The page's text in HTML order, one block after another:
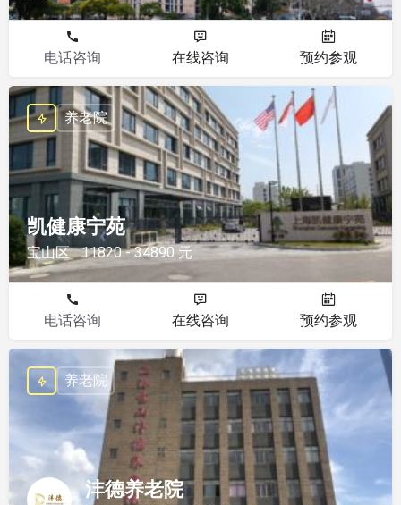
电话咨询 在线咨询 预约参观
凯健康宁苑
宝山区 11820 - 34890 元
养老院
电话咨询 在线咨询 预约参观
沣德养老院
养老院